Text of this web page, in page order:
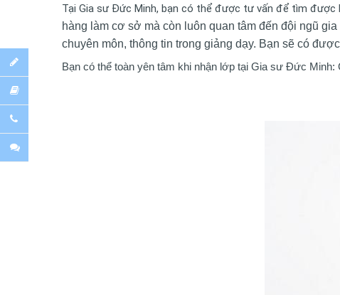
Tại Gia sư Đức Minh, bạn có thể được tư vấn để tìm được
hàng làm cơ sở mà còn luôn quan tâm đến đội ngũ
chuyên môn, thông tin trong giảng dạy. Bạn sẽ có
Bạn có thể toàn yên tâm khi nhận lớp tại Gia sư Đức